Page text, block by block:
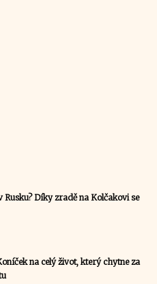
Rusku? Díky zradě na Kolčakovi se
na celý život, který chytne za